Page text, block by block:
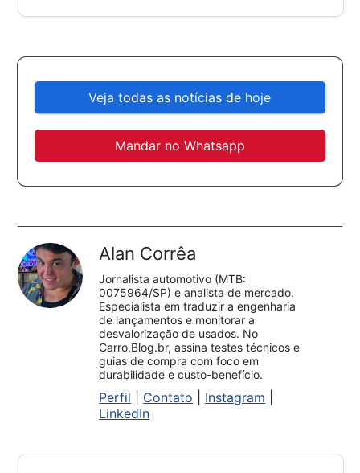
Veja todas as notícias de hoje
Mandar no Whatsapp
Alan Corrêa
Jornalista automotivo (MTB:
0075964/SP) e analista de mercado.
Especialista em traduzir a engenharia
de lançamentos e monitorar a
desvalorização de usados. No
Carro.Blog.br, assina testes técnicos e
guias de compra com foco em
durabilidade e custo-benefício.
Perfil Contato Instagram
LinkedIn